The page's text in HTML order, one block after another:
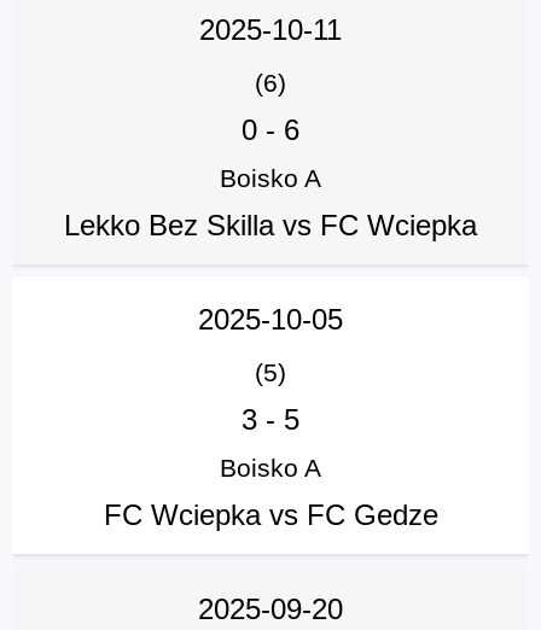
2025-10-11
(6)
0 - 6
Boisko A
Lekko Bez Skilla vs FC Wciepka
2025-10-05
(5)
3 - 5
Boisko A
FC Wciepka vs FC Gedze
2025-09-20